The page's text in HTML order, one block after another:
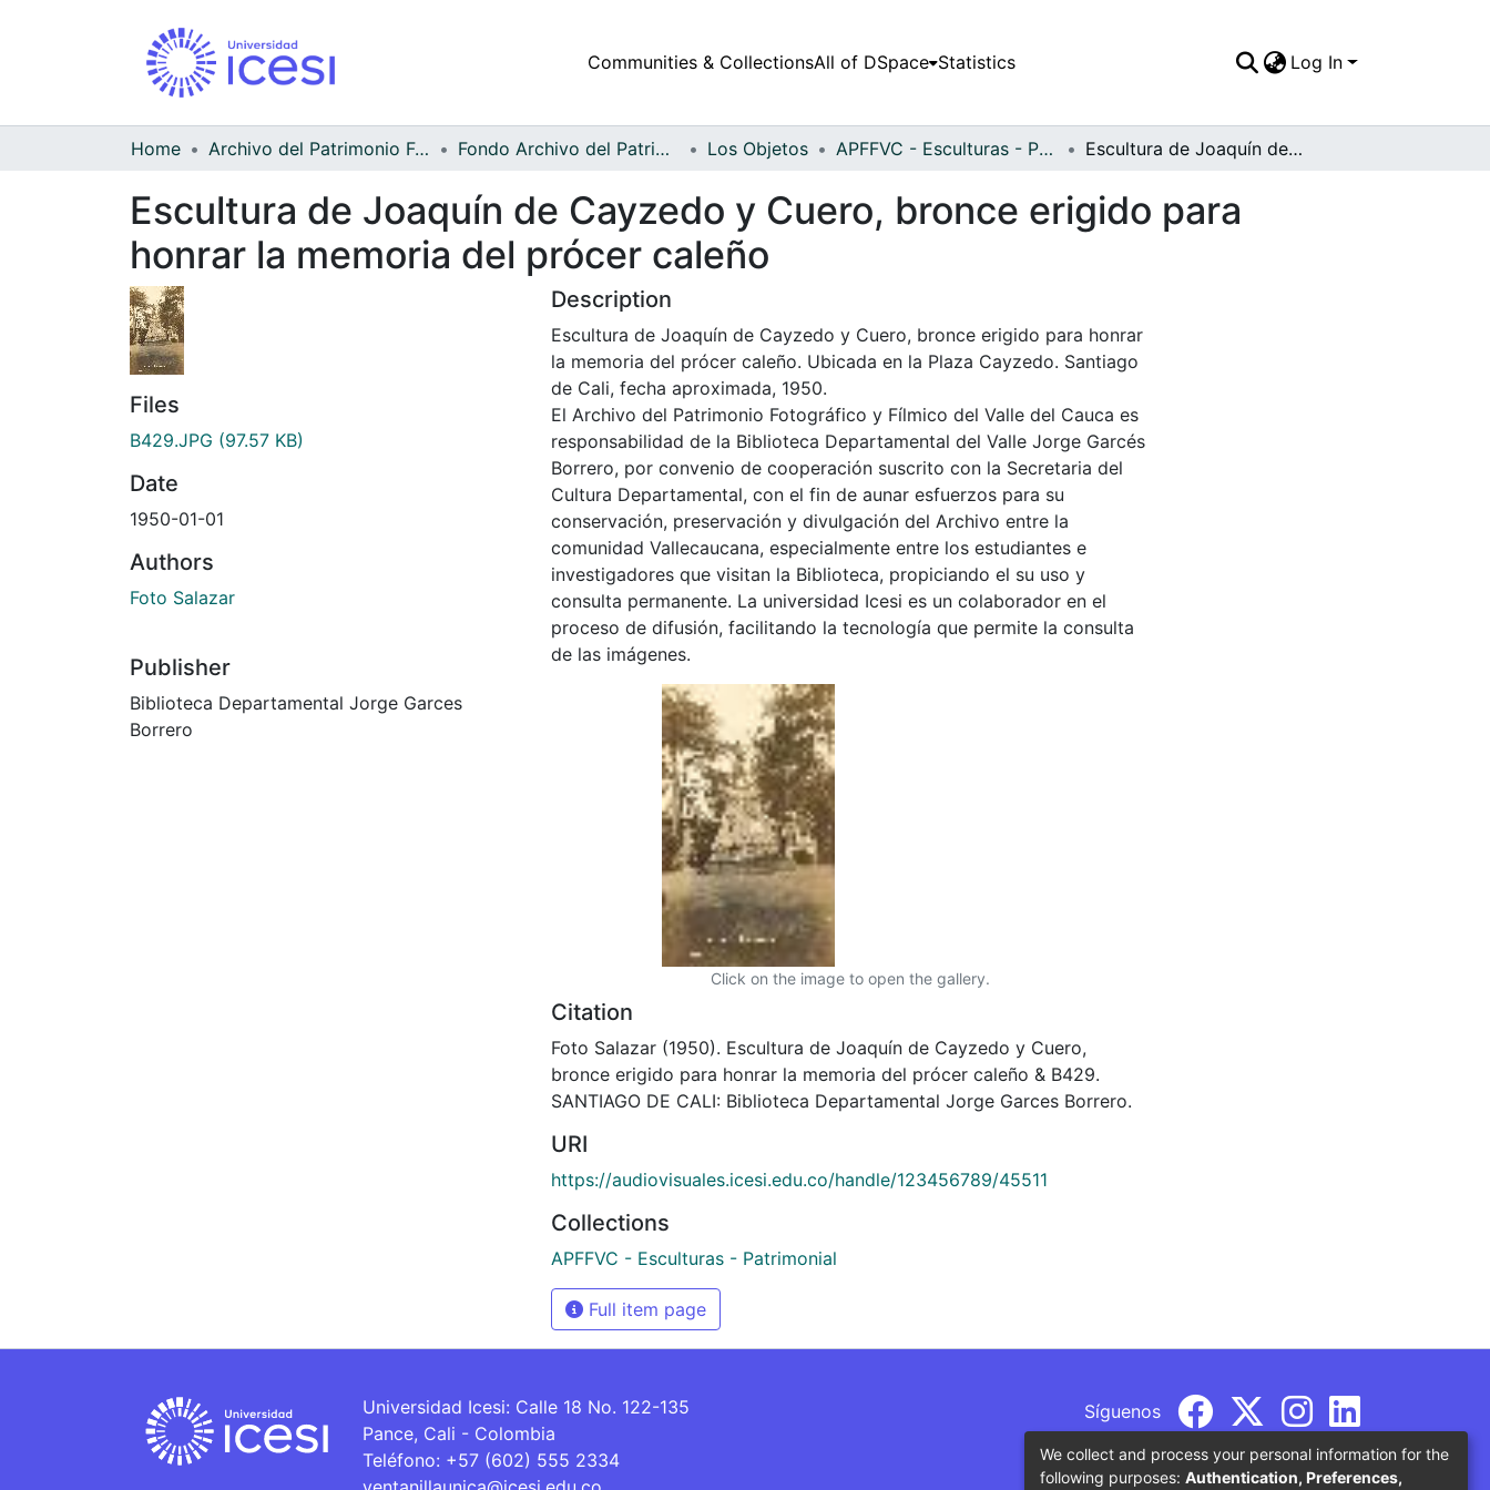
Communities & CollectionsAll of DSpace Statistics Log In
Home Archivo del Patrimonio Fotográfico y Fílmico del Valle del Cauca Fondo Archivo del Patrimonio Fotográfico y Fílmico del Valle del Cauca Los Objetos APFFVC - Esculturas - Patrimonial Escultura de Joaquín de Cayzedo y Cuero, bronce erigido para honrar la memoria del prócer caleño
Escultura de Joaquín de Cayzedo y Cuero, bronce erigido para
honrar la memoria del prócer caleño
Files
B429.JPG (97.57 KB)
Date
1950-01-01
Authors
Foto Salazar
Publisher
Biblioteca Departamental Jorge Garces
Borrero
Description
Escultura de Joaquín de Cayzedo y Cuero, bronce erigido para honrar
la memoria del prócer caleño. Ubicada en la Plaza Cayzedo. Santiago
de Cali, fecha aproximada, 1950.
El Archivo del Patrimonio Fotográfico y Fílmico del Valle del Cauca es
responsabilidad de la Biblioteca Departamental del Valle Jorge Garcés
Borrero, por convenio de cooperación suscrito con la Secretaria del
Cultura Departamental, con el fin de aunar esfuerzos para su
conservación, preservación y divulgación del Archivo entre la
comunidad Vallecaucana, especialmente entre los estudiantes e
investigadores que visitan la Biblioteca, propiciando el su uso y
consulta permanente. La universidad Icesi es un colaborador en el
proceso de difusión, facilitando la tecnología que permite la consulta
de las imágenes.
Click on the image to open the gallery.
Citation
Foto Salazar (1950). Escultura de Joaquín de Cayzedo y Cuero,
bronce erigido para honrar la memoria del prócer caleño & B429.
SANTIAGO DE CALI: Biblioteca Departamental Jorge Garces Borrero.
URI
https://audiovisuales.icesi.edu.co/handle/123456789/45511
Collections
APFFVC - Esculturas - Patrimonial
Full item page
Universidad Icesi: Calle 18 No. 122-135
Pance, Cali - Colombia
Teléfono: +57 (602) 555 2334
Síguenos
We collect and process your personal information for the
following purposes: Authentication, Preferences,